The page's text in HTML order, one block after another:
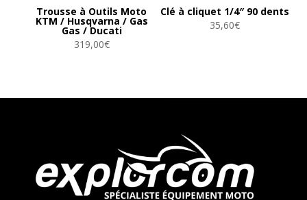
Trousse à Outils Moto
KTM / Husqvarna / Gas
Gas / Ducati
319,00€
Clé à cliquet 1/4″ 90 dents
35,60€